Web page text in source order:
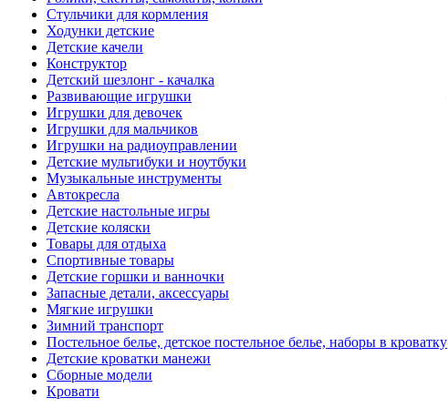
Стульчики для кормления
Ходунки детские
Детские качели
Конструктор
Детский шезлонг - качалка
Развивающие игрушки
Игрушки для девочек
Игрушки для мальчиков
Игрушки на радиоуправлении
Детские мультибуки и ноутбуки
Музыкальные инструменты
Автокресла
Детские настольные игры
Детские коляски
Товары для отдыха
Спортивные товары
Детские горшки и ванночки
Запасные детали, аксессуары
Мягкие игрушки
Зимний транспорт
Постельное белье, детское постельное белье, наборы в кроватку
Детские кроватки манежи
Сборные модели
Кровати